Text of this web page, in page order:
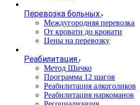
Перевозка больных
Междугородняя перевозка
От кровати до кровати
Цены на перевозку
Реабилитация
Метод Шичко
Программа 12 шагов
Реабилитация алкоголиков
Реабилитация наркоманов